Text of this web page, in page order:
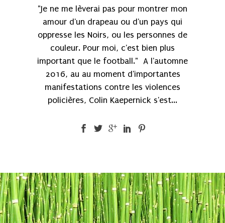
"Je ne me lèverai pas pour montrer mon
amour d'un drapeau ou d'un pays qui
oppresse les Noirs, ou les personnes de
couleur. Pour moi, c'est bien plus
important que le football." A l'automne
2016, au au moment d'importantes
manifestations contre les violences
policières, Colin Kaepernick s'est...